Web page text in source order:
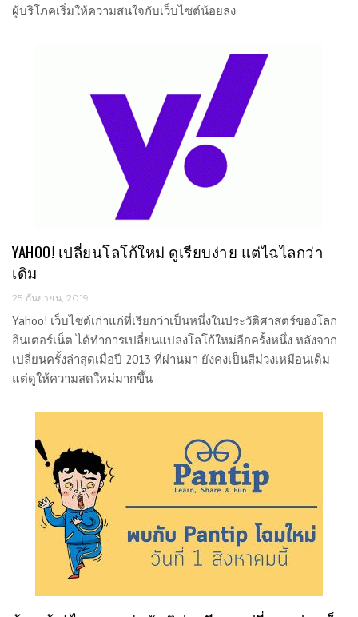
ผู้บริโภคเริ่มให้ความสนใจกับเว็บไซต์น้อยลง
YAHOO! เปลี่ยนโลโก้ใหม่ ดูเรียบง่าย แต่ไฉไลกว่า
เดิม
25 กันยายน, 2019
Yahoo! เว็บไซต์เก่าแก่ที่เรียกว่าเป็นหนึ่งในประวัติศาสตร์ของโลก
อินเตอร์เน็ต ได้ทำการเปลี่ยนแปลงโลโก้ใหม่อีกครั้งหนึ่ง หลังจาก
เปลี่ยนครั้งล่าสุดเมื่อปี 2013 ที่ผ่านมา ยังคงเป็นสีม่วงเหมือนเดิม
แต่ดูให้ความสดใหม่มากขึ้น